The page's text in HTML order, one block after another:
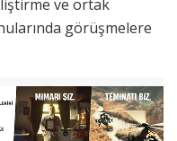
ve ortak
görüşmelere